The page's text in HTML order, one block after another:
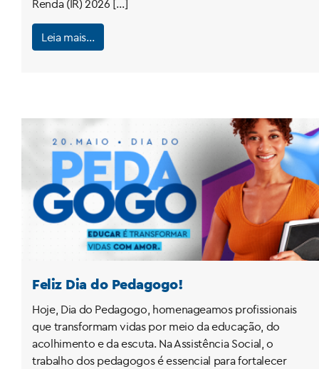
Renda (IR) 2026 […]
Leia mais…
Feliz Dia do Pedagogo!
Hoje, Dia do Pedagogo, homenageamos profissionais
que transformam vidas por meio da educação, do
acolhimento e da escuta. Na Assistência Social, o
trabalho dos pedagogos é essencial para fortalecer